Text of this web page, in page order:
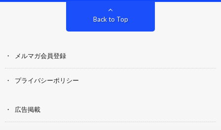
Back to Top
メルマガ会員登録
プライバシーポリシー
広告掲載